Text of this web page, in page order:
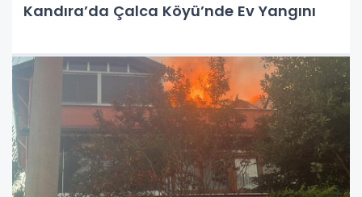
Kandıra’da Çalca Köyü’nde Ev Yangını